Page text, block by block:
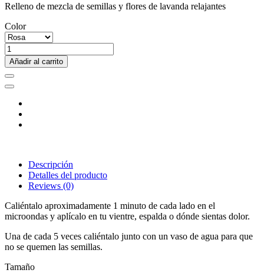
Relleno de mezcla de semillas y flores de lavanda relajantes
Color
Añadir al carrito
Descripción
Detalles del producto
Reviews (0)
Caliéntalo aproximadamente 1 minuto de cada lado en el
microondas y aplícalo en tu vientre, espalda o dónde sientas dolor.
Una de cada 5 veces caliéntalo junto con un vaso de agua para que
no se quemen las semillas.
Tamaño